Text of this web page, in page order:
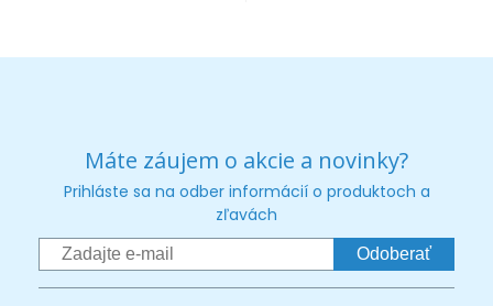
Máte záujem o akcie a novinky?
Prihláste sa na odber informácií o produktoch a
zľavách
Odoberať